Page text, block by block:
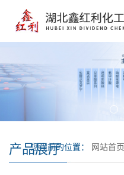
产品展厅
您当前的位置： 网站首页